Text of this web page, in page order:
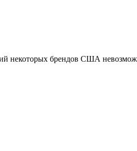
некоторых брендов США